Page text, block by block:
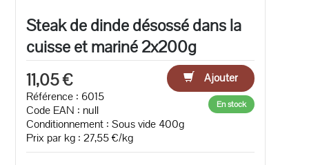
Steak de dinde désossé dans la
cuisse et mariné 2x200g
11,05 €
Ajouter
Référence : 6015
Code EAN : null
Conditionnement : Sous vide 400g
Prix par kg : 27,55 €/kg
En stock